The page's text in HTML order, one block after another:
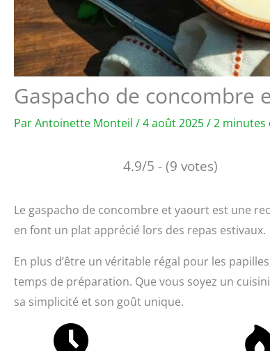
Gaspacho de concombre
ParAntoinette Monteil /4 août 2025/2 minutes
4.9/5 - (9 votes)
Le gaspacho de concombre et yaourt est une
en font un plat apprécié lors des repas estivaux.
En plus d’être un véritable régal pour les
temps de préparation. Que vous soyez un
sa simplicité et son goût unique.